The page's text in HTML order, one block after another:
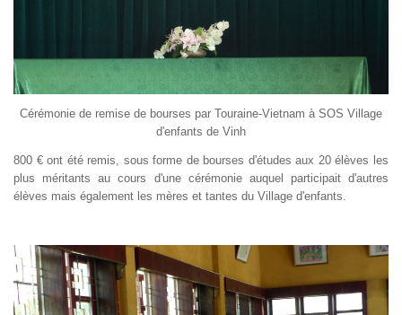
Cérémonie de remise de bourses par Touraine-Vietnam à SOS Village
d'enfants de Vinh
800 € ont été remis, sous forme de bourses d'études aux 20 élèves les
plus méritants au cours d'une cérémonie auquel participait d'autres
élèves mais également les mères et tantes du Village d'enfants.